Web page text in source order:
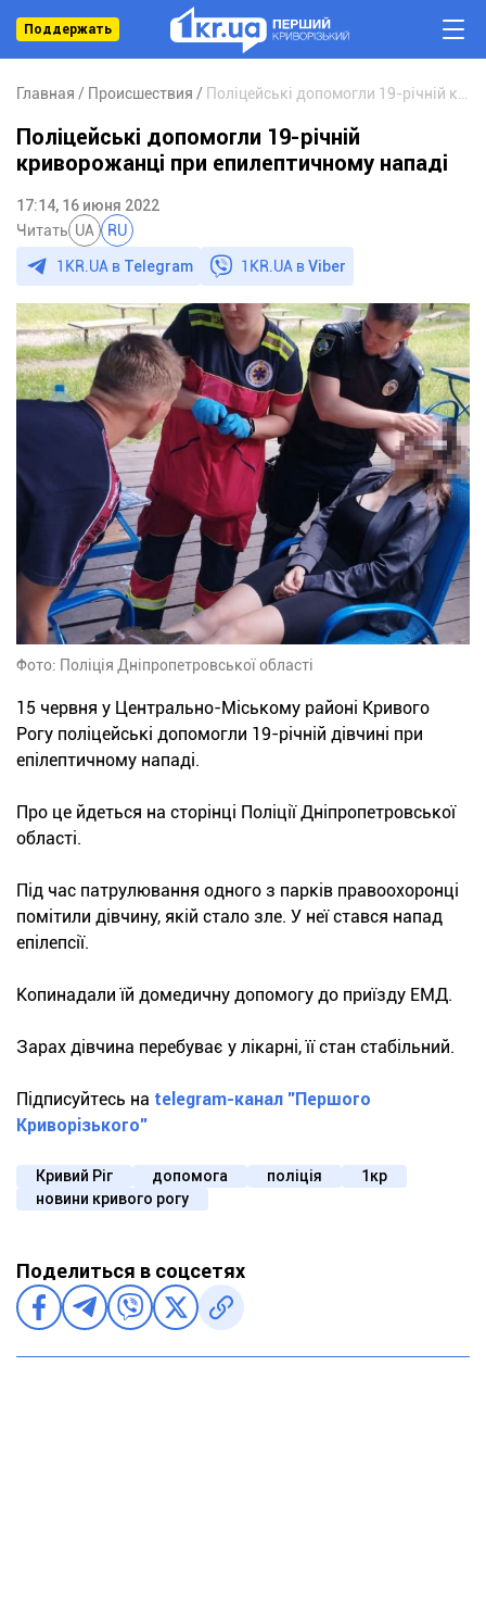
Поддержать
Главная Происшествия
Поліцейські допомогли 19-річній
криворожанці при епилептичному нападі
17:14, 16 июня 2022
Читать UA RU
1KR.UA в Telegram 1KR.UA вViber
Фото: Поліція Дніпропетровської області
15 червня у Центрально-Міському районі Кривого
Рогу поліцейські допомогли 19-річній дівчині при
епілептичному нападі.
Про це йдеться на сторінці Поліції Дніпропетровської
області.
Під час патрулювання одного з парків правоохоронці
помітили дівчину, якій стало зле. У неї стався напад
епілепсії.
Копинадали їй домедичну допомогу до приїзду ЕМД.
Зарах дівчина перебуває у лікарні, її стан стабільний.
Підписуйтесь на telegram-канал "Першого
Криворізького"
Кривий Ріг допомога поліція
1кр
новини кривого рогу
Поделиться в соцсетях